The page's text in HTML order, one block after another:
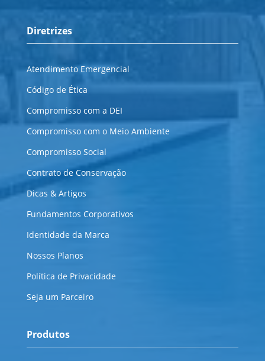
Diretrizes
Atendimento Emergencial
Código de Ética
Compromisso com a DEI
Compromisso com o Meio Ambiente
Compromisso Social
Contrato de Conservação
Dicas & Artigos
Fundamentos Corporativos
Identidade da Marca
Nossos Planos
Política de Privacidade
Seja um Parceiro
Produtos